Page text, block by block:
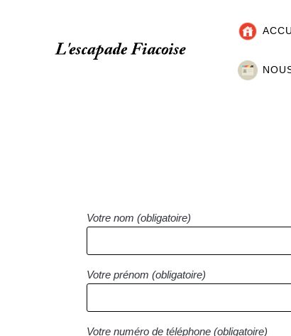
Votre nom (obligatoire)
Votre prénom (obligatoire)
Votre numéro de téléphone (obligatoire)